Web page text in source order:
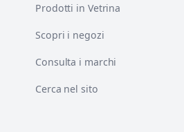
Prodotti in Vetrina
Scopri i negozi
Consulta i marchi
Cerca nel sito